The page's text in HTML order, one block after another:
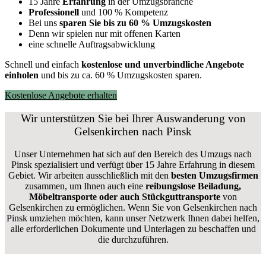
Professionell und 100 % Kompetenz
Bei uns sparen Sie bis zu 60 % Umzugskosten
Denn wir spielen nur mit offenen Karten
eine schnelle Auftragsabwicklung
Schnell und einfach kostenlose und unverbindliche Angebote
einholen und bis zu ca. 60 % Umzugskosten sparen.
Kostenlose Angebote erhalten
Wir unterstützen Sie bei Ihrer Auswanderung von
Gelsenkirchen nach Pinsk
Unser Unternehmen hat sich auf den Bereich des Umzugs nach
Pinsk spezialisiert und verfügt über 15 Jahre Erfahrung in diesem
Gebiet. Wir arbeiten ausschließlich mit den besten Umzugsfirmen
zusammen, um Ihnen auch eine reibungslose Beiladung,
Möbeltransporte oder auch Stückguttransporte von
Gelsenkirchen zu ermöglichen. Wenn Sie von Gelsenkirchen nach
Pinsk umziehen möchten, kann unser Netzwerk Ihnen dabei helfen,
alle erforderlichen Dokumente und Unterlagen zu beschaffen und
die durchzuführen.